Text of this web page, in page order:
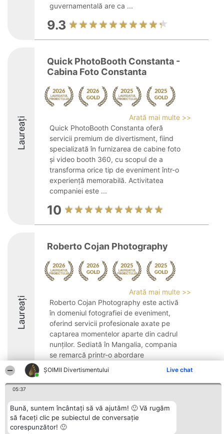
ŞOIMII Divertismentului Live chat
05:37
Bună, suntem încântați să vă ajutăm! 🙂 Vă rugăm
să faceți clic pe subiectul de conversație
corespunzător! 🙂
guvernamentală are ca ...
9.3
Laureați
Quick PhotoBooth Constanta -
Cabina Foto Constanta
Arată mai multe >>
Quick PhotoBooth Constanta oferă
servicii premium de divertisment, fiind
specializată în furnizarea de cabine foto
și video booth 360, cu scopul de a
transforma orice tip de eveniment într-o
experiență memorabilă. Activitatea
companiei este ...
10
Laureați
Roberto Cojan Photography
Arată mai multe >>
Roberto Cojan Photography este activă
în domeniul fotografiei de eveniment,
oferind servicii profesionale axate pe
captarea momentelor aparte din cadrul
nunților. Sediată în Mangalia, compania
se remarcă printr-o abordare
9.4
Organizator Ranking
BRIGHT SOLUTIONS BR SRL
Plebiscyt